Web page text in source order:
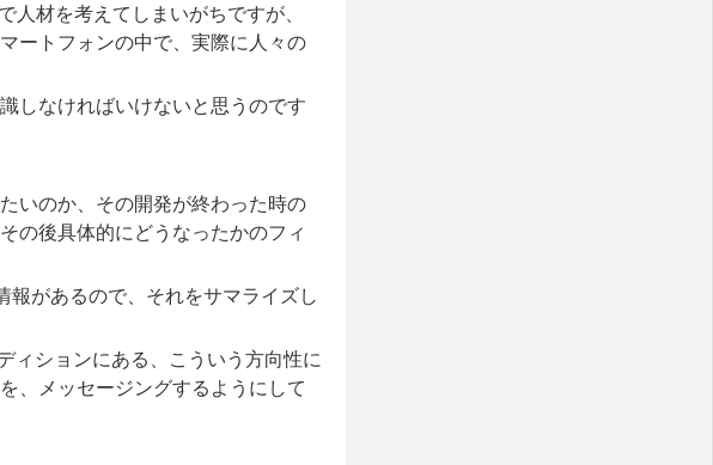
材を考えてしまいがちですが、
ートフォンの中で、実際に人々の
しなければいけないと思うのです
いのか、その開発が終わった時の
の後具体的にどうなったかのフィ
があるので、それをサマライズし
ィションにある、こういう方向性に
、メッセージングするようにして